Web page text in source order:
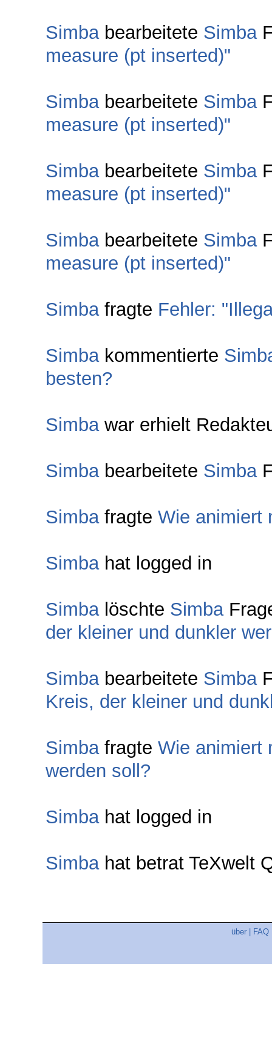
Simbabearbeitete Simba
measure (pt inserted)"
Simbabearbeitete Simba
measure (pt inserted)"
Simbabearbeitete Simba
measure (pt inserted)"
Simbabearbeitete Simba
measure (pt inserted)"
Simbafragte Fehler:
Simbakommentierte
besten?
Simbawar erhielt
Simbabearbeitete Simba
Simbafragte Wie animiert
Simbahat logged in
Simbalöschte Simba
der kleiner und dunkler
Simbabearbeitete Simba
Kreis, der kleiner und
Simbafragte Wie animiert
werden soll?
Simbahat logged in
Simbahat betrat TeXwelt
über FAQ